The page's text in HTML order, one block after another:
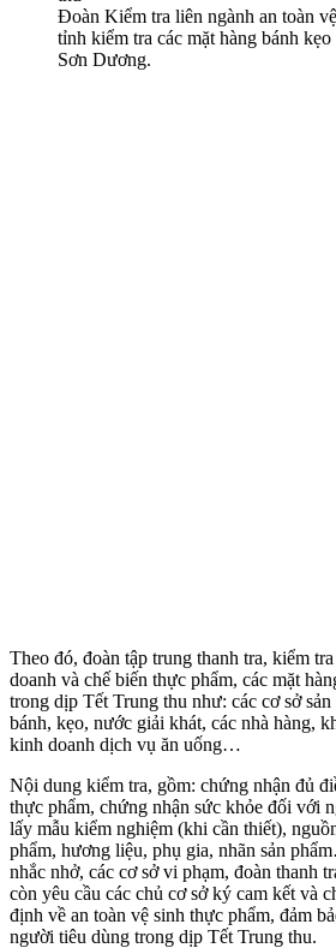
Đoàn Kiểm tra liên ngành an toàn
tỉnh kiểm tra các mặt hàng bánh
Sơn Dương.
Theo đó, đoàn tập trung thanh tra, kiểm
doanh và chế biến thực phẩm, các mặt
trong dịp Tết Trung thu như: các cơ sở
bánh, kẹo, nước giải khát, các nhà hàng,
kinh doanh dịch vụ ăn uống…
Nội dung kiểm tra, gồm: chứng nhận đủ
thực phẩm, chứng nhận sức khỏe đối với
lấy mẫu kiểm nghiệm (khi cần thiết),
phẩm, hương liệu, phụ gia, nhãn sản
nhắc nhở, các cơ sở vi phạm, đoàn thanh
còn yêu cầu các chủ cơ sở ký cam kết và
định về an toàn vệ sinh thực phẩm, đảm
người tiêu dùng trong dịp Tết Trung thu.